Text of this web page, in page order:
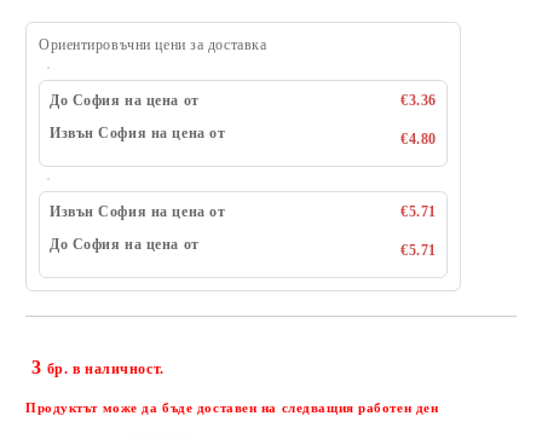
Ориентировъчни цени за доставка
До София на цена от
€3.36
Извън София на цена от
€4.80
Извън София на цена от
€5.71
До София на цена от
€5.71
3 бр. в наличност.
Продуктът може да бъде доставен на следващия работен ден